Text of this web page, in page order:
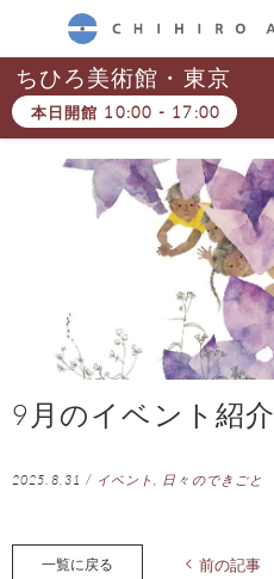
CHIHIRO ART MUSEUM
ちひろ美術館・東京
本日開館 10:00 - 17:00
9月のイベント紹介
2025.8.31 / イベント 日々のできごと
一覧に戻る 前の記事